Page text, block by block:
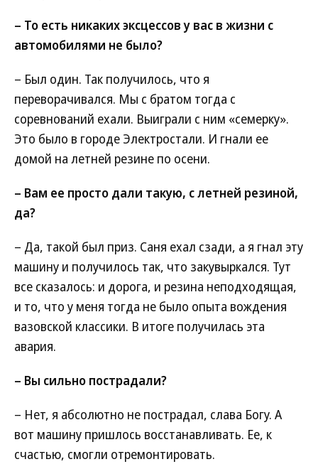
– То есть никаких эксцессов у вас в жизни с
автомобилями не было?
– Был один. Так получилось, что я
переворачивался. Мы с братом тогда с
соревнований ехали. Выиграли с ним «семерку».
Это было в городе Электростали. И гнали ее
домой на летней резине по осени.
– Вам ее просто дали такую, с летней резиной,
да?
– Да, такой был приз. Саня ехал сзади, а я гнал эту
машину и получилось так, что закувыркался. Тут
все сказалось: и дорога, и резина неподходящая,
и то, что у меня тогда не было опыта вождения
вазовской классики. В итоге получилась эта
авария.
– Вы сильно пострадали?
– Нет, я абсолютно не пострадал, слава Богу. А
вот машину пришлось восстанавливать. Ее, к
счастью, смогли отремонтировать.